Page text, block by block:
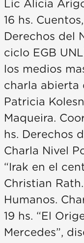
Lic Alicia
16 hs.
Derechos del
ciclo EGB
los medios
charla abierta
Patricia
Maqueira.
hs. Derechos
Charla Nivel
“Irak en el
Christian
Humanos.
19 hs. “El
Mercedes”,